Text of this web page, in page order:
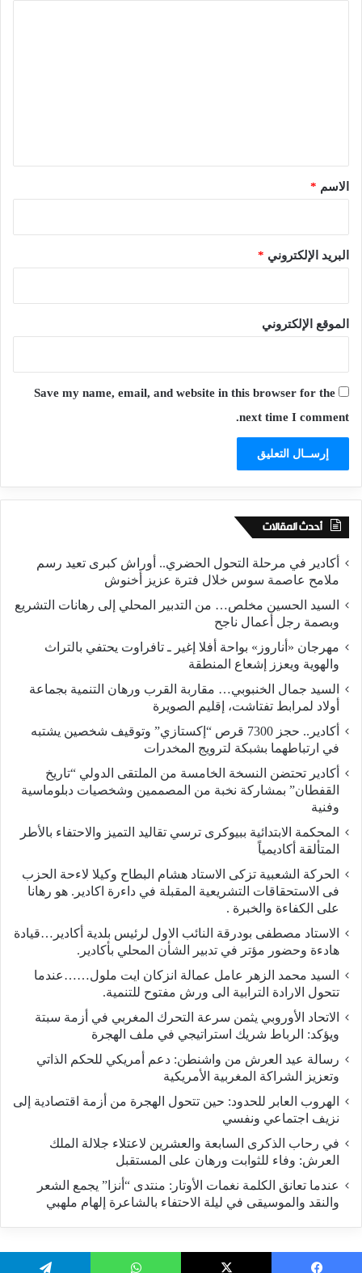
*الاسم *
البريد الإلكتروني *
الموقع الإلكتروني
Save my name, email, and website in this browser for the
next time I comment.
أحدث المقالات
أكادير في مرحلة التحول الحضري.. أوراش كبرى تعيد رسم
ملامح عاصمة سوس خلال فترة عزيز أخنوش
السيد الحسين مخلص… من التدبير المحلي إلى رهانات التشريع
وبصمة رجل أعمال ناجح
مهرجان «أناروز» بواحة أفلا إغير ـ تافراوت يحتفي بالتراث
والهوية ويعزز إشعاع المنطقة
السيد جمال الخنبوبي… مقاربة القرب ورهان التنمية بجماعة
أولاد لمرابط تفتاشت، إقليم الصويرة
أكادير.. حجز 7300 قرص “إكستازي” وتوقيف شخصين يشتبه
في ارتباطهما بشبكة لترويج المخدرات
أكادير تحتضن النسخة الخامسة من الملتقى الدولي “تاريخ
القفطان” بمشاركة نخبة من المصممين وشخصيات دبلوماسية
وفنية
المحكمة الابتدائية ببيوكرى ترسي تقاليد التميز والاحتفاء بالأطر
المتألقة أكاديمياً
الحركة الشعبية تزكى الاستاد هشام البطاح وكيلا لاءحة الحزب
فى الاستحقاقات التشريعية المقبلة في داءرة اكادير. هو رهانا
على الكفاءة والخبرة .
الاستاد مصطفى بودرقة النائب الاول لرئيس بلدية أكادير…قيادة
هادءة وحضور مؤتر في تدبير الشأن المحلي بأكادير.
السيد محمد الزهر عامل عمالة انزكان ايت ملول……عندما
تتحول الارادة الترابية الى ورش مفتوح للتنمية.
الاتحاد الأوروبي يثمن سرعة التحرك المغربي في أزمة سبتة
ويؤكد: الرباط شريك استراتيجي في ملف الهجرة
رسالة عيد العرش من واشنطن: دعم أمريكي للحكم الذاتي
وتعزيز الشراكة المغربية الأمريكية
​الهروب العابر للحدود: حين تتحول الهجرة من أزمة اقتصادية إلى
نزيف اجتماعي ونفسي
في رحاب الذكرى السابعة والعشرين لاعتلاء جلالة الملك
العرش: وفاء للثوابت ورهان على المستقبل
​عندما تعانق الكلمة نغمات الأوتار: منتدى “أنزا” يجمع الشعر
والنقد والموسيقى في ليلة الاحتفاء بالشاعرة إلهام ملهبي